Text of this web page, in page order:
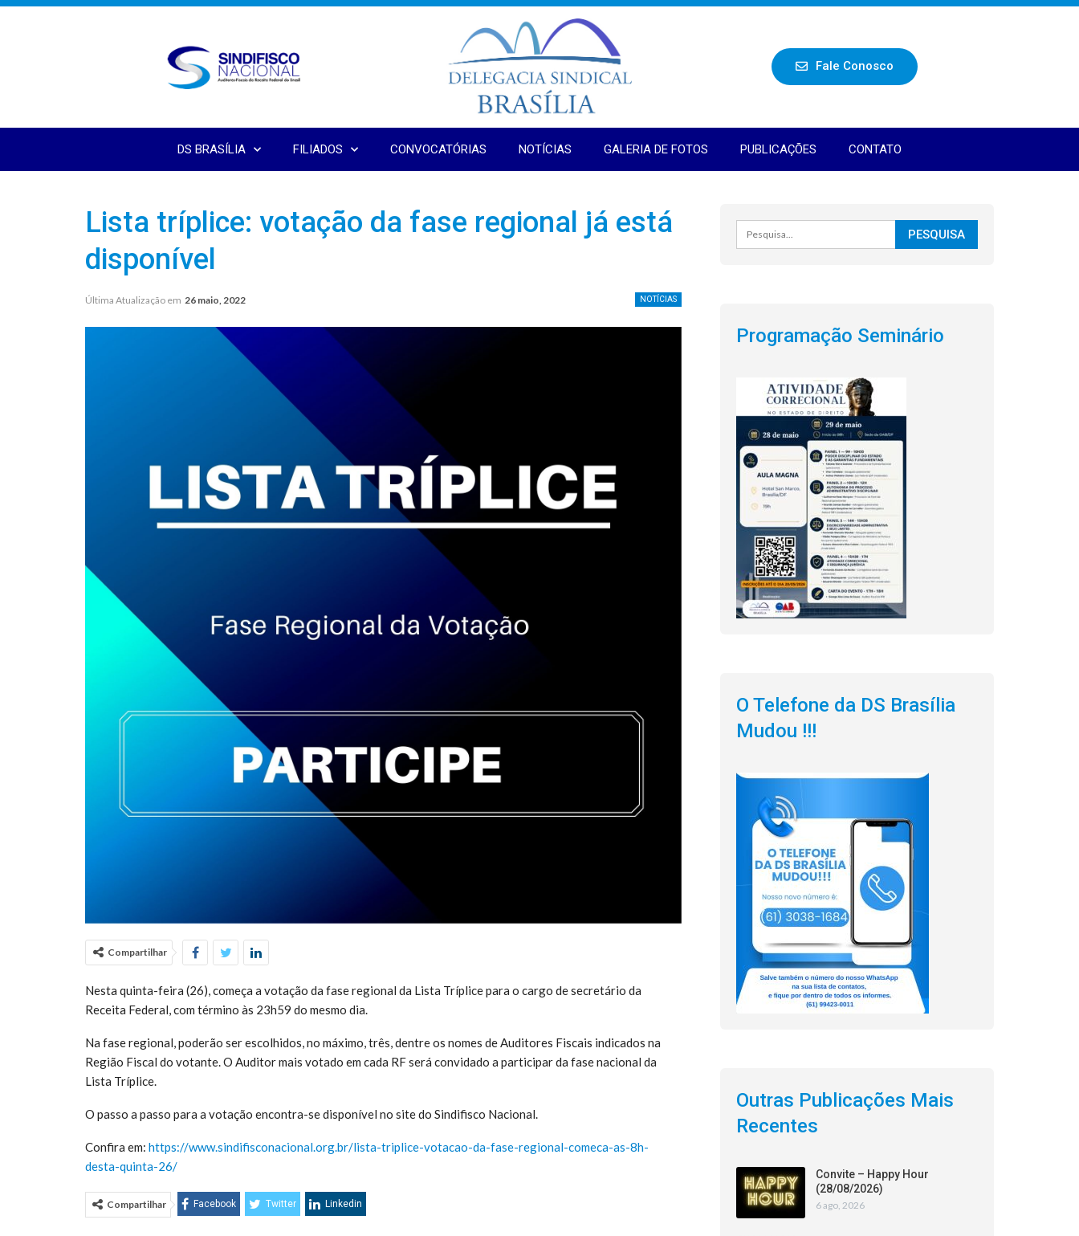
Fale Conosco
DS BRASÍLIA FILIADOS CONVOCATÓRIAS NOTÍCIAS GALERIA DE FOTOS PUBLICAÇÕES CONTATO
Lista tríplice: votação da fase regional já está
disponível
NOTÍCIAS
Última Atualização em 26 maio, 2022
Compartilhar
Nesta quinta-feira (26), começa a votação da fase regional da Lista Tríplice para o cargo de secretário da
Receita Federal, com término às 23h59 do mesmo dia.
Na fase regional, poderão ser escolhidos, no máximo, três, dentre os nomes de Auditores Fiscais indicados na
Região Fiscal do votante. O Auditor mais votado em cada RF será convidado a participar da fase nacional da
Lista Tríplice.
O passo a passo para a votação encontra-se disponível no site do Sindifisco Nacional.
Confira em: https://www.sindifisconacional.org.br/lista-triplice-votacao-da-fase-regional-comeca-as-8h-
desta-quinta-26/
Compartilhar Facebook Twitter Linkedin
Programação Seminário
O Telefone da DS Brasília
Mudou !!!
Outras Publicações Mais
Recentes
Convite – Happy Hour
(28/08/2026)
6 ago, 2026